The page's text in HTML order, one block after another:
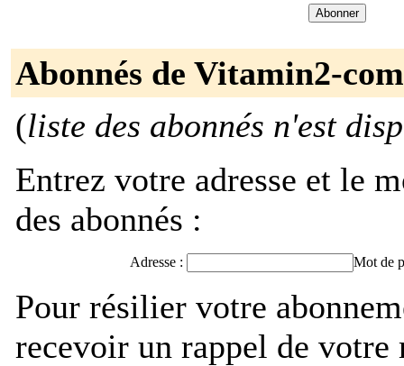
Abonnés de Vitamin2-
(liste des abonnés n'est
Entrez votre adresse et le
des abonnés :
Adresse : Mot de
Pour résilier votre
recevoir un rappel de